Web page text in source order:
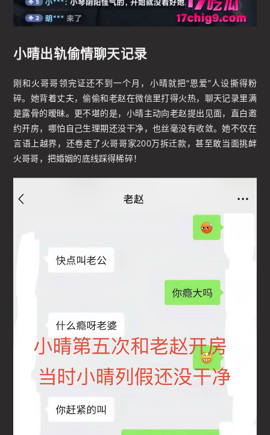
小晴出轨偷情聊天记录
刚和火哥哥领完证还不到一个月，小晴就把“恩爱”人设撕得粉
碎。她背着丈夫，偷偷和老赵在微信里打得火热，聊天记录里满
是露骨的暧昧。更不堪的是，小晴主动向老赵提出见面，直白邀
约开房，哪怕自己生理期还没干净，也丝毫没有收敛。她不仅在
言语上越界，还卷走了火哥哥家200万拆迁款，甚至敢当面挑衅
火哥哥，把婚姻的底线踩得稀碎！